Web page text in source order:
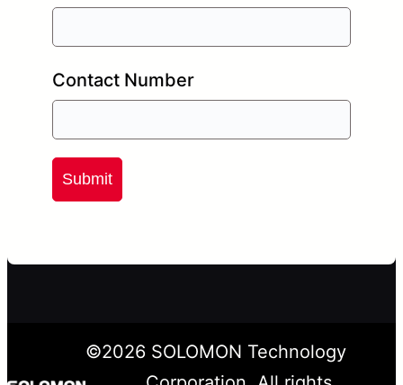
Contact Number
Submit
©2026SOLOMON Technology